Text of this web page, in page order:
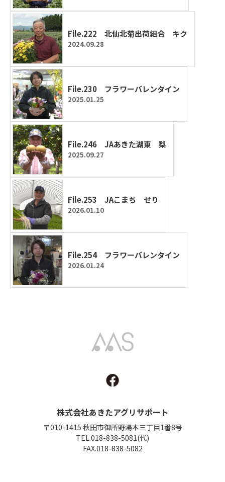
File.222 北仙北菊出荷組合 キク
2024.09.28
File.230 フラワーバレンタイン
2025.01.25
File.246 JAあきた湖東 梨
2025.09.27
File.253 JAこまち せり
2026.01.10
File.254 フラワーバレンタイン
2026.01.24
株式会社あきたアグリサポート
〒010-1415 秋田市御所野湯本三丁目1番8号
TEL.018-838-5081(代)
FAX.018-838-5082